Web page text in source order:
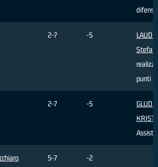
2-7 -5
punti
2-7 -5
Assist
5-7 -2